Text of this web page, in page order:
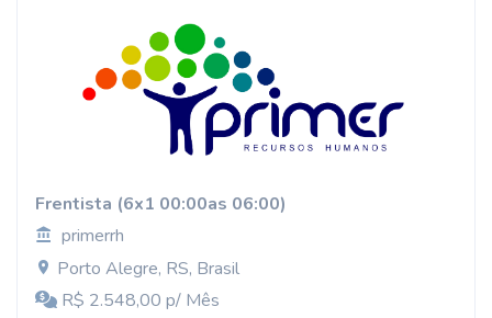
Frentista (6x1 00:00as 06:00)
primerrh
Porto Alegre, RS, Brasil
R$ 2.548,00 p/ Mês